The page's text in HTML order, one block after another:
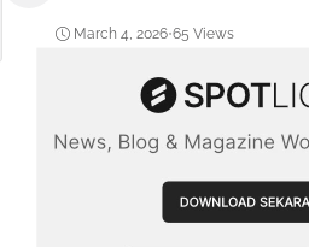
March 4, 2026•65 Views